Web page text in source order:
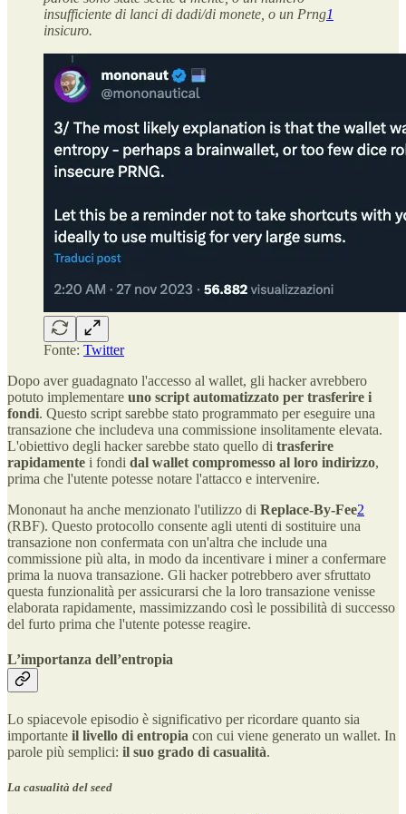
insufficiente di lanci di dadi/di monete, o un Prng1
insicuro.
Fonte: Twitter
Dopo aver guadagnato l'accesso al wallet, gli hacker avrebbero
potuto implementare uno script automatizzato per trasferire i
fondi. Questo script sarebbe stato programmato per eseguire una
transazione che includeva una commissione insolitamente elevata.
L'obiettivo degli hacker sarebbe stato quello di trasferire
rapidamente i fondi dal wallet compromesso al loro indirizzo,
prima che l'utente potesse notare l'attacco e intervenire.
Mononaut ha anche menzionato l'utilizzo di Replace-By-Fee2
(RBF). Questo protocollo consente agli utenti di sostituire una
transazione non confermata con un'altra che include una
commissione più alta, in modo da incentivare i miner a confermare
prima la nuova transazione. Gli hacker potrebbero aver sfruttato
questa funzionalità per assicurarsi che la loro transazione venisse
elaborata rapidamente, massimizzando così le possibilità di successo
del furto prima che l'utente potesse reagire.
L’importanza dell’entropia
Lo spiacevole episodio è significativo per ricordare quanto sia
importante il livello di entropia con cui viene generato un wallet. In
parole più semplici: il suo grado di casualità.
La casualità del seed